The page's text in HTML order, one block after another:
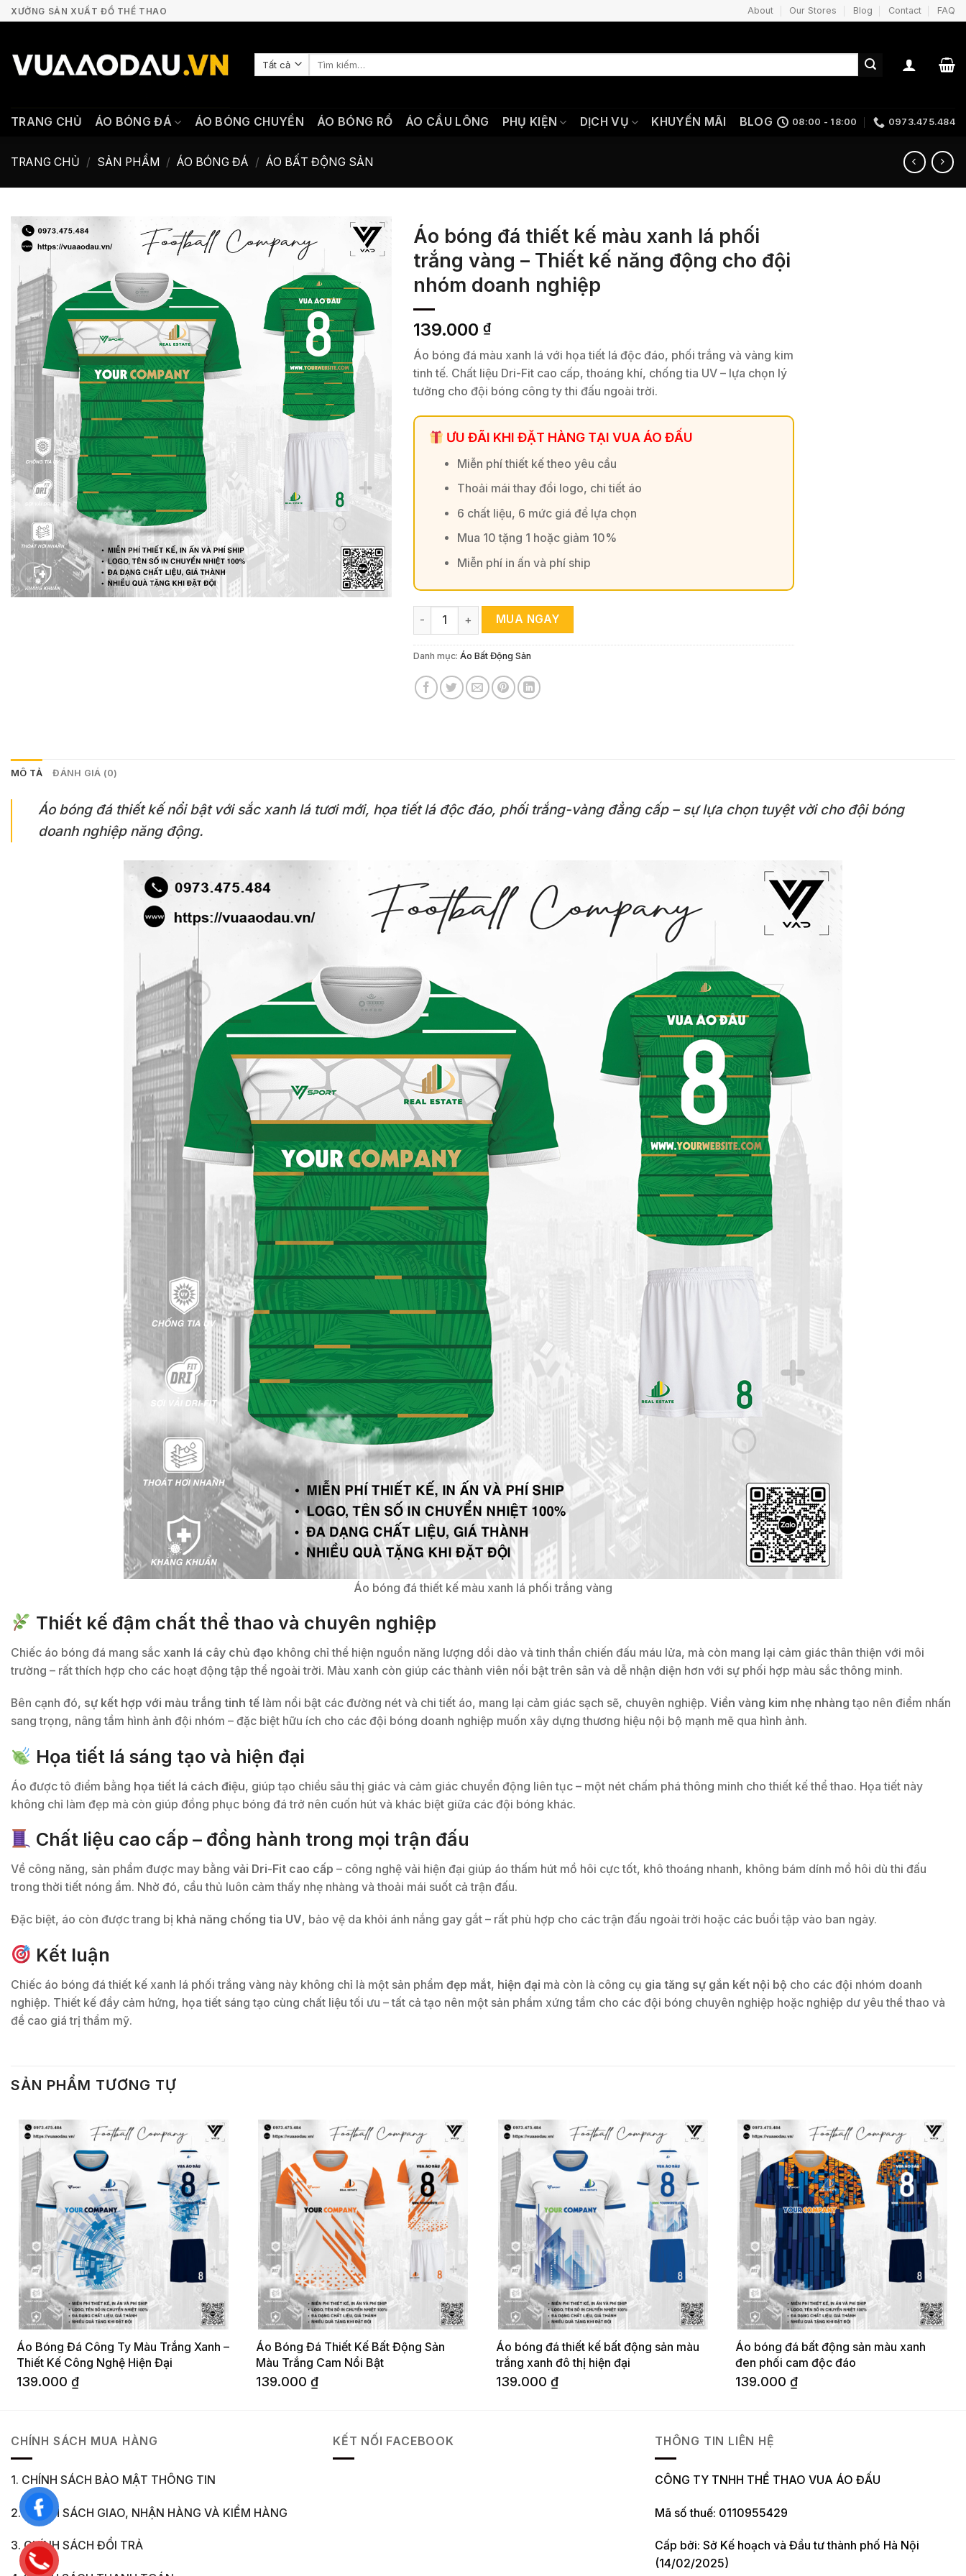
Bỏ
qua
dung
XƯỞNG SẢN XUẤT ĐỒ THỂ THAO About Our Stores Blog Contact FAQ
Tìm
TRANG CHỦ ÁO BÓNG ĐÁ ÁO BÓNG CHUYỀN ÁO BÓNG RỔ ÁO CẦU LÔNG PHỤ KIỆN DỊCH VỤ KHUYẾN MÃI BLOG 08:00 - 18:00 0973.475.484
TRANG CHỦ / SẢN PHẨM / ÁO BÓNG ĐÁ / ÁO BẤT ĐỘNG SẢN
Áo bóng đá thiết kế màu xanh lá phối
trắng vàng – Thiết kế năng động cho đội
nhóm doanh nghiệp
139.000 ₫
Áo bóng đá màu xanh lá với họa tiết lá độc đáo, phối trắng và vàng kim
tinh tế. Chất liệu Dri-Fit cao cấp, thoáng khí, chống tia UV – lựa chọn lý
tưởng cho đội bóng công ty thi đấu ngoài trời.
ƯU ĐÃI KHI ĐẶT HÀNG TẠI VUA ÁO ĐẤU
Miễn phí thiết kế theo yêu cầu
Thoải mái thay đổi logo, chi tiết áo
6 chất liệu, 6 mức giá để lựa chọn
Mua 10 tặng 1 hoặc giảm 10%
Miễn phí in ấn và phí ship
Áo bóng đá thiết kế màu xanh lá phối trắng vàng – Thiết kế năng động cho đội nhóm doanh nghiệp số lượng
MUA NGAY
Danh mục: Áo Bất Động Sản
MÔ TẢ ĐÁNH GIÁ (0)
Áo bóng đá thiết kế nổi bật với sắc xanh lá tươi mới, họa tiết lá độc đáo, phối trắng-vàng đẳng cấp – sự lựa chọn tuyệt vời cho đội bóng
doanh nghiệp năng động.
Áo bóng đá thiết kế màu xanh lá phối trắng vàng
Thiết kế đậm chất thể thao và chuyên nghiệp
Chiếc áo bóng đá mang sắc xanh lá cây chủ đạo không chỉ thể hiện nguồn năng lượng dồi dào và tinh thần chiến đấu máu lửa, mà còn mang lại cảm giác thân thiện với môi
trường – rất thích hợp cho các hoạt động tập thể ngoài trời. Màu xanh còn giúp các thành viên nổi bật trên sân và dễ nhận diện hơn với sự phối hợp màu sắc thông minh.
Bên cạnh đó, sự kết hợp với màu trắng tinh tế làm nổi bật các đường nét và chi tiết áo, mang lại cảm giác sạch sẽ, chuyên nghiệp. Viền vàng kim nhẹ nhàng tạo nên điểm nhấn
sang trọng, nâng tầm hình ảnh đội nhóm – đặc biệt hữu ích cho các đội bóng doanh nghiệp muốn xây dựng thương hiệu nội bộ mạnh mẽ qua hình ảnh.
Họa tiết lá sáng tạo và hiện đại
Áo được tô điểm bằng họa tiết lá cách điệu, giúp tạo chiều sâu thị giác và cảm giác chuyển động liên tục – một nét chấm phá thông minh cho thiết kế thể thao. Họa tiết này
không chỉ làm đẹp mà còn giúp đồng phục bóng đá trở nên cuốn hút và khác biệt giữa các đội bóng khác.
Chất liệu cao cấp – đồng hành trong mọi trận đấu
Về công năng, sản phẩm được may bằng vải Dri-Fit cao cấp – công nghệ vải hiện đại giúp áo thấm hút mồ hôi cực tốt, khô thoáng nhanh, không bám dính mồ hôi dù thi đấu
trong thời tiết nóng ẩm. Nhờ đó, cầu thủ luôn cảm thấy nhẹ nhàng và thoải mái suốt cả trận đấu.
Đặc biệt, áo còn được trang bị khả năng chống tia UV, bảo vệ da khỏi ánh nắng gay gắt – rất phù hợp cho các trận đấu ngoài trời hoặc các buổi tập vào ban ngày.
Kết luận
Chiếc áo bóng đá thiết kế xanh lá phối trắng vàng này không chỉ là một sản phẩm đẹp mắt, hiện đại mà còn là công cụ gia tăng sự gắn kết nội bộ cho các đội nhóm doanh
nghiệp. Thiết kế đầy cảm hứng, họa tiết sáng tạo cùng chất liệu tối ưu – tất cả tạo nên một sản phẩm xứng tầm cho các đội bóng chuyên nghiệp hoặc nghiệp dư yêu thể thao và
đề cao giá trị thẩm mỹ.
SẢN PHẨM TƯƠNG TỰ
Áo Bóng Đá Công Ty Màu Trắng Xanh –
Thiết Kế Công Nghệ Hiện Đại
139.000 ₫
Áo Bóng Đá Thiết Kế Bất Động Sản
Màu Trắng Cam Nổi Bật
139.000₫
Áo bóng đá thiết kế bất động sản màu
trắng xanh đô thị hiện đại
139.000 ₫
Áo bóng đá bất động sản màu xanh
đen phối cam độc đáo
139.000₫
CHÍNH SÁCH MUA HÀNG
1. CHÍNH SÁCH BẢO MẬT THÔNG TIN
2. CHÍNH SÁCH GIAO, NHẬN HÀNG VÀ KIỂM HÀNG
3. CHÍNH SÁCH ĐỔI TRẢ
KẾT NỐI FACEBOOK THÔNG TIN LIÊN HỆ
CÔNG TY TNHH THỂ THAO VUA ÁO ĐẤU
Mã số thuế: 0110955429
Cấp bởi: Sở Kế hoạch và Đầu tư thành phố Hà Nội
(14/02/2025)